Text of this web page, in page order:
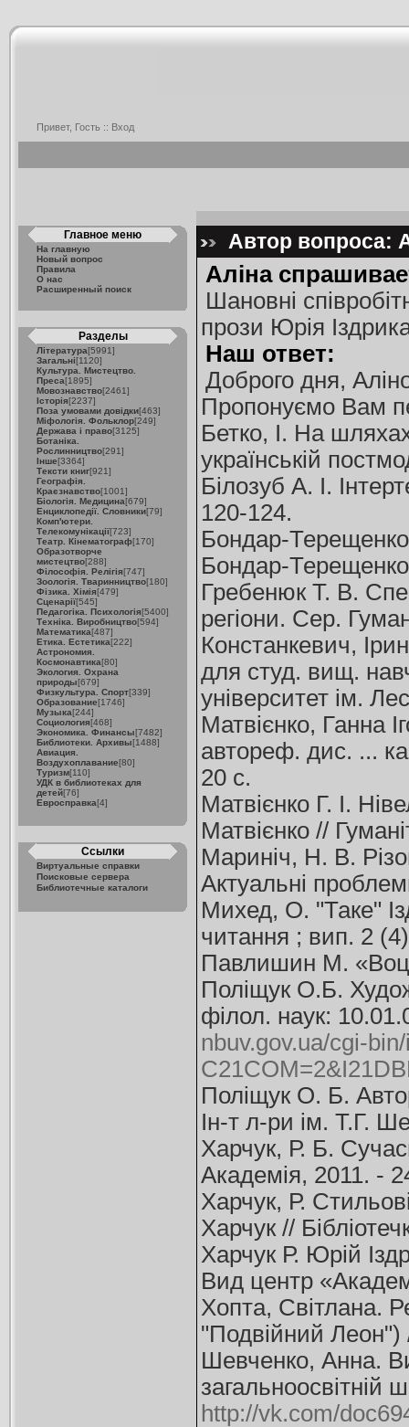
Привет, Гость :: Вход
Главное меню
На главную
Новый вопрос
Правила
О нас
Расширенный поиск
Разделы
Література[5991]
Загальні[1120]
Культура. Мистецтво.
Преса[1895]
Мовознавство[2461]
Історія[2237]
Поза умовами довідки[463]
Міфологія. Фольклор[249]
Держава і право[3125]
Ботаніка.
Рослинництво[291]
Інше[3364]
Тексти книг[921]
Географія.
Краєзнавство[1001]
Біологія. Медицина[679]
Енциклопедії. Словники[79]
Комп'ютери.
Телекомунікації[723]
Театр. Кінематограф[170]
Образотворче
мистецтво[288]
Філософія. Релігія[747]
Зоологія. Тваринництво[180]
Фізика. Хімія[479]
Сценарії[545]
Педагогіка. Психологія[5400]
Техніка. Виробництво[594]
Математика[487]
Етика. Естетика[222]
Астрономия.
Космонавтика[80]
Экология. Охрана
природы[679]
Физкультура. Спорт[339]
Образование[1746]
Музыка[244]
Социология[468]
Экономика. Финансы[7482]
Библиотеки. Архивы[1488]
Авиация.
Воздухоплавание[80]
Туризм[110]
УДК в библиотеках для
детей[76]
Евросправка[4]
Ссылки
Виртуальные справки
Поисковые сервера
Библиотечные каталоги
Автор вопроса:
Аліна
Шановні
прози Юрія
Наш ответ:
Доброго дня,
Пропонуємо Вам
Бетко, І. На шляхах
українській
Білозуб А. І.
120-124.
Бондар-Терещенко
Бондар-
Гребенюк Т. В.
регіони. Сер.
Констанкевич,
для студ. вищ.
університет ім.
Матвієнко, Ганна
автореф. дис. ...
20 с.
Матвієнко Г. І.
Матвієнко //
Мариніч, Н. В.
Актуальні
Михед, О. "Таке"
читання ; вип. 2
Павлишин М.
Поліщук О.Б.
філол. наук:
nbuv.gov.ua/cgi-
Поліщук О. Б.
Ін-т л-ри ім. Т.Г.
Харчук, Р. Б.
Академія, 2011. -
Харчук, Р.
Харчук //
Харчук Р. Юрій
Вид центр
Хопта, Світлана.
"Подвійний
Шевченко, Анна.
http://vk.com/